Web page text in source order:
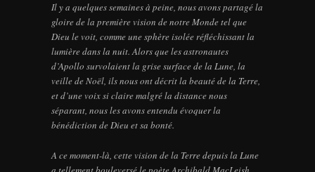
Il y a quelques semaines à peine, nous avons partagé la
gloire de la première vision de notre Monde tel que
Dieu le voit, comme une sphère isolée réfléchissant la
lumière dans la nuit. Alors que les astronautes
d’Apollo survolaient la grise surface de la Lune, la
veille de Noël, ils nous ont décrit la beauté de la Terre,
et d’une voix si claire malgré la distance nous
séparant, nous les avons entendu évoquer la
bénédiction de Dieu et sa bonté.
A ce moment-là, cette vision de la Terre depuis la Lune